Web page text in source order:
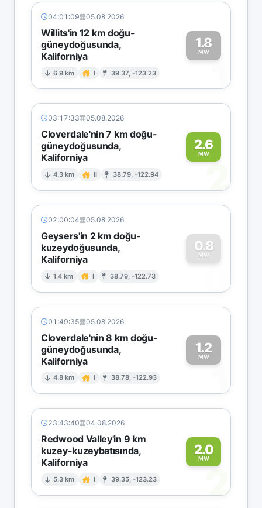
04:01:09 05.08.2026
Willits'in 12 km doğu-
güneydoğusunda,
Kaliforniya
6.9 km I 39.37, -123.23
1.8
MW
1
03:17:33 05.08.2026
Cloverdale'nin 7 km doğu-
güneydoğusunda,
Kaliforniya
4.3 km II 38.79, -122.94
2.6
MW
2
02:00:04 05.08.2026
Geysers'in 2 km doğu-
kuzeydoğusunda,
Kaliforniya
1.4 km I 38.79, -122.73
0.8
MW
0
01:49:35 05.08.2026
Cloverdale'nin 8 km doğu-
güneydoğusunda,
Kaliforniya
4.8 km I 38.78, -122.93
1.2
MW
1
23:43:40 04.08.2026
Redwood Valley'in 9 km
kuzey-kuzeybatısında,
Kaliforniya
5.3 km I 39.35, -123.23
2.0
MW
2